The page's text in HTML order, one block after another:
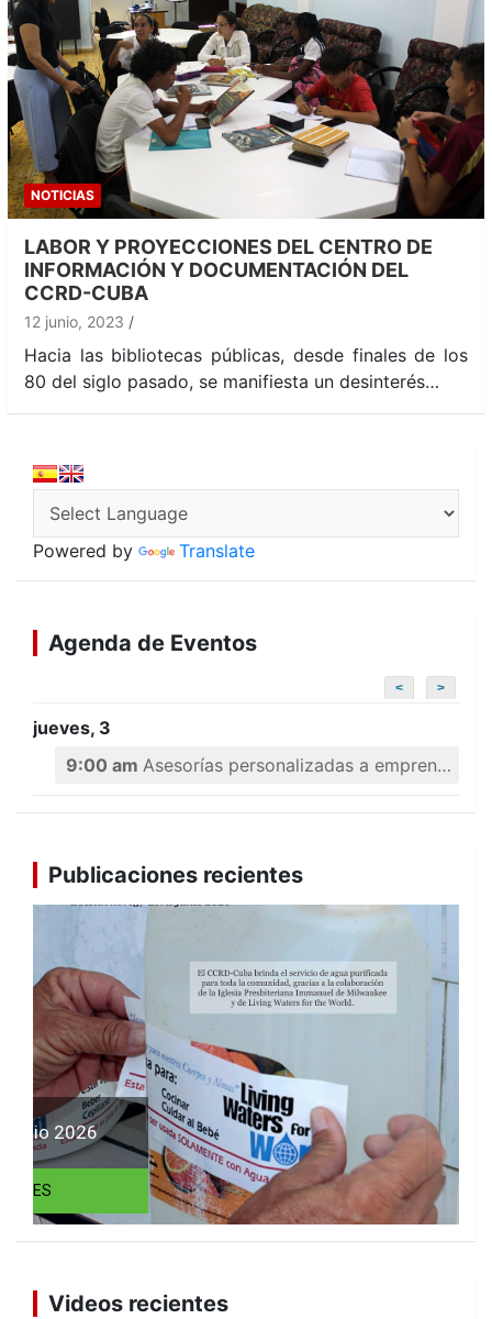
NOTICIAS
LABOR Y PROYECCIONES DEL CENTRO DE
INFORMACIÓN Y DOCUMENTACIÓN DEL
CCRD-CUBA
12 junio, 2023
Hacia las bibliotecas públicas, desde finales de los
80 del siglo pasado, se manifiesta un desinterés…
Powered by Translate
Agenda de Eventos
< >
jueves, 3
9:00 am Asesorías personalizadas a emprendedores
Publicaciones recientes
Videos recientes